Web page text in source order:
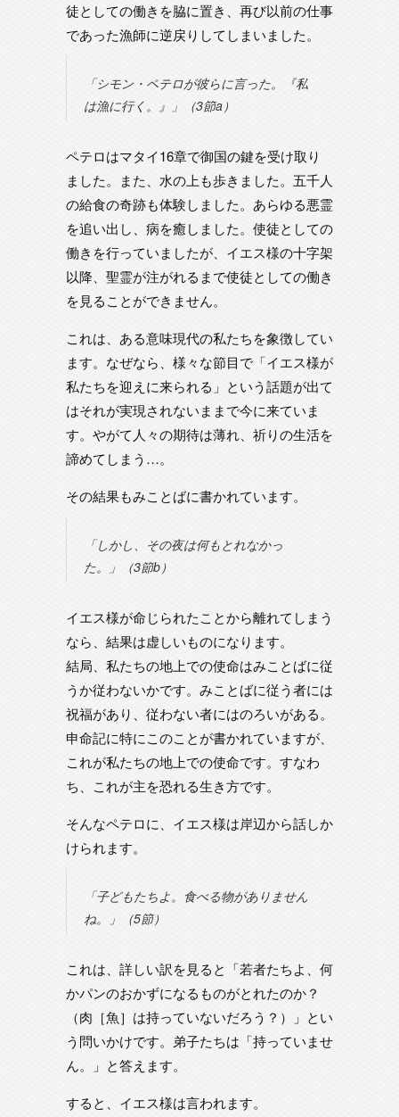
徒としての働きを脇に置き、再び以前の仕事
であった漁師に逆戻りしてしまいました。
「シモン・ペテロが彼らに言った。『私
は漁に行く。』」（3節a）
ペテロはマタイ16章で御国の鍵を受け取り
ました。また、水の上も歩きました。五千人
の給食の奇跡も体験しました。あらゆる悪霊
を追い出し、病を癒しました。使徒としての
働きを行っていましたが、イエス様の十字架
以降、聖霊が注がれるまで使徒としての働き
を見ることができません。
これは、ある意味現代の私たちを象徴してい
ます。なぜなら、様々な節目で「イエス様が
私たちを迎えに来られる」という話題が出て
はそれが実現されないままで今に来ていま
す。やがて人々の期待は薄れ、祈りの生活を
諦めてしまう…。
その結果もみことばに書かれています。
「しかし、その夜は何もとれなかっ
た。」（3節b）
イエス様が命じられたことから離れてしまう
なら、結果は虚しいものになります。
結局、私たちの地上での使命はみことばに従
うか従わないかです。みことばに従う者には
祝福があり、従わない者にはのろいがある。
申命記に特にこのことが書かれていますが、
これが私たちの地上での使命です。すなわ
ち、これが主を恐れる生き方です。
そんなペテロに、イエス様は岸辺から話しか
けられます。
「子どもたちよ。食べる物がありません
ね。」（5節）
これは、詳しい訳を見ると「若者たちよ、何
かパンのおかずになるものがとれたのか？
（肉［魚］は持っていないだろう？）」とい
う問いかけです。弟子たちは「持っていませ
ん。」と答えます。
すると、イエス様は言われます。